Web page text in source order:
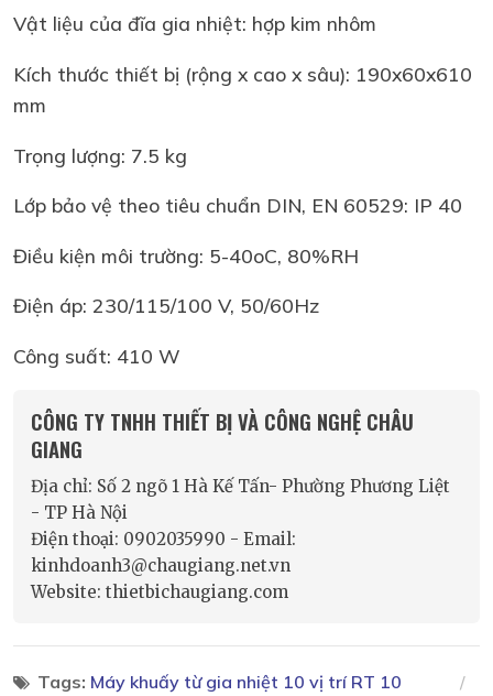
Vật liệu của đĩa gia nhiệt: hợp kim nhôm
Kích thước thiết bị (rộng x cao x sâu): 190x60x610
mm
Trọng lượng: 7.5 kg
Lớp bảo vệ theo tiêu chuẩn DIN, EN 60529: IP 40
Điều kiện môi trường: 5-40oC, 80%RH
Điện áp: 230/115/100 V, 50/60Hz
Công suất: 410 W
CÔNG TY TNHH THIẾT BỊ VÀ CÔNG NGHỆ CHÂU
GIANG
Địa chỉ: Số 2 ngõ 1 Hà Kế Tấn- Phường Phương Liệt
- TP Hà Nội
Điện thoại: 0902035990 - Email:
kinhdoanh3@chaugiang.net.vn
Website: thietbichaugiang.com
Tags: Máy khuấy từ gia nhiệt 10 vị trí RT 10